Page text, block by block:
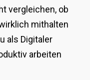
vergleichen, ob
mithalten
als Digitaler
arbeiten